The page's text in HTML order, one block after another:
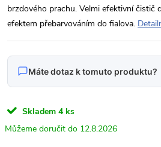
brzdového prachu. Velmi efektivní čistič
efektem přebarvováním do fialova.
Máte dotaz k tomuto produktu?
Napište nám svůj dotaz
Skladem 4 ks
12.8.2026